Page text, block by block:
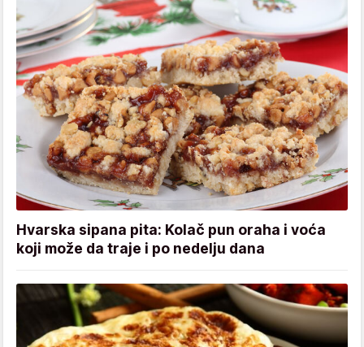
Hvarska sipana pita: Kolač pun oraha i voća
koji može da traje i po nedelju dana